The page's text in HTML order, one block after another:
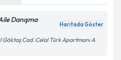
Danışma
Haritada Göster
Göktaş Cad. Celal Türk Apartmanı A